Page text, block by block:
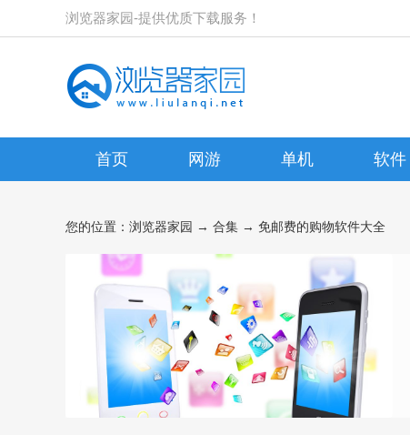
浏览器家园-提供优质下载服务！
首页 网游 单机 软件
您的位置： 浏览器家园 → 合集 → 免邮费的购物软件大全